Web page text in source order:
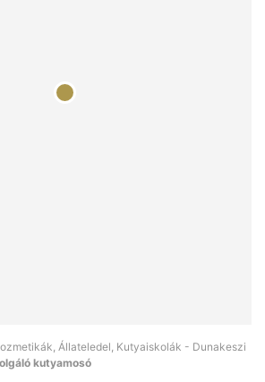
Állateledel, Kutyaiskolák - Dunakeszi
kutyamosó